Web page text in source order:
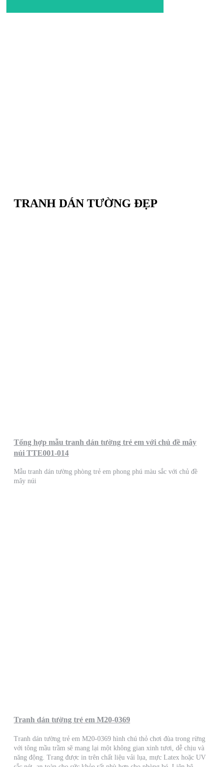
TRANH DÁN TƯỜNG ĐẸP
Tổng hợp mẫu tranh dán tường trẻ em với chủ đề mây
núi TTE001-014
Mẫu tranh dán tường phòng trẻ em phong phú màu sắc với chủ đề
mây núi
Tranh dán tường trẻ em M20-0369
Tranh dán tường trẻ em M20-0369 hình chú thỏ chơi đùa trong rừng
với tông mầu trầm sẽ mang lại một không gian xinh tươi, dễ chịu và
năng động. Trang được in trên chất liệu vải lụa, mực Latex hoặc UV